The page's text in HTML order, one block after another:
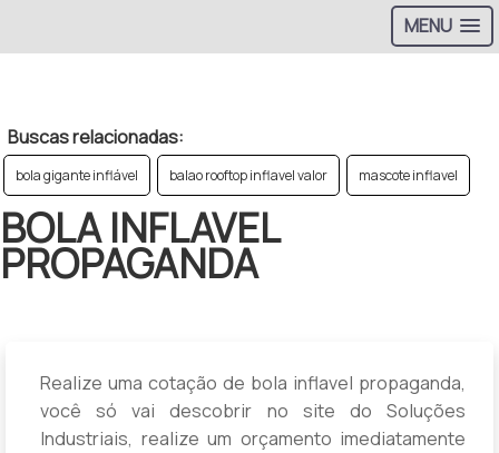
MENU
Buscas relacionadas:
bola gigante inflável balao rooftop inflavel valor mascote inflavel
BOLA INFLAVEL
PROPAGANDA
Realize uma cotação de bola inflavel propaganda,
você só vai descobrir no site do Soluções
Industriais, realize um orçamento imediatamente